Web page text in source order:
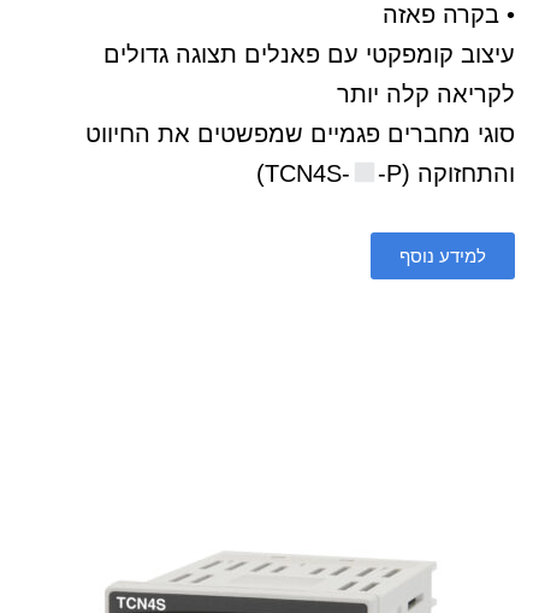
• בקרה פאזה
עיצוב קומפקטי עם פאנלים תצוגה גדולים
לקריאה קלה יותר
סוגי מחברים פגמיים שמפשטים את החיווט
והתחזוקה (TCN4S--P)
למידע נוסף